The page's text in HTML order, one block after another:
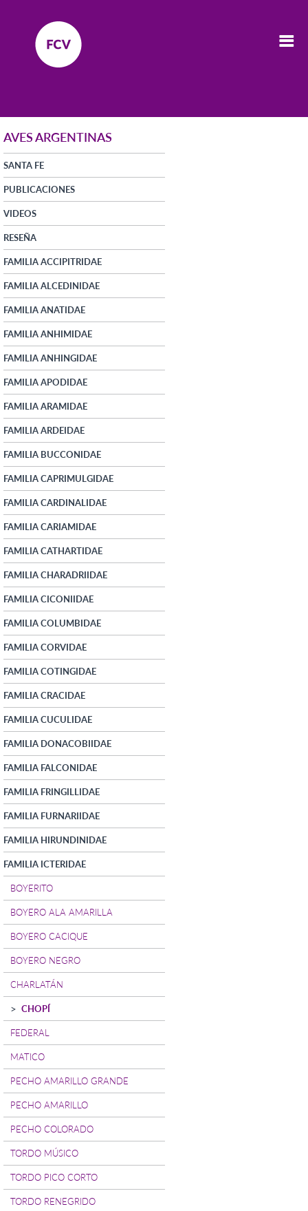
AVES ARGENTINAS
SANTA FE
PUBLICACIONES
VIDEOS
RESEÑA
FAMILIA ACCIPITRIDAE
FAMILIA ALCEDINIDAE
FAMILIA ANATIDAE
FAMILIA ANHIMIDAE
FAMILIA ANHINGIDAE
FAMILIA APODIDAE
FAMILIA ARAMIDAE
FAMILIA ARDEIDAE
FAMILIA BUCCONIDAE
FAMILIA CAPRIMULGIDAE
FAMILIA CARDINALIDAE
FAMILIA CARIAMIDAE
FAMILIA CATHARTIDAE
FAMILIA CHARADRIIDAE
FAMILIA CICONIIDAE
FAMILIA COLUMBIDAE
FAMILIA CORVIDAE
FAMILIA COTINGIDAE
FAMILIA CRACIDAE
FAMILIA CUCULIDAE
FAMILIA DONACOBIIDAE
FAMILIA FALCONIDAE
FAMILIA FRINGILLIDAE
FAMILIA FURNARIIDAE
FAMILIA HIRUNDINIDAE
FAMILIA ICTERIDAE
BOYERITO
BOYERO ALA AMARILLA
BOYERO CACIQUE
BOYERO NEGRO
CHARLATÁN
CHOPÍ
FEDERAL
MATICO
PECHO AMARILLO GRANDE
PECHO AMARILLO
PECHO COLORADO
TORDO MÚSICO
TORDO PICO CORTO
TORDO RENEGRIDO